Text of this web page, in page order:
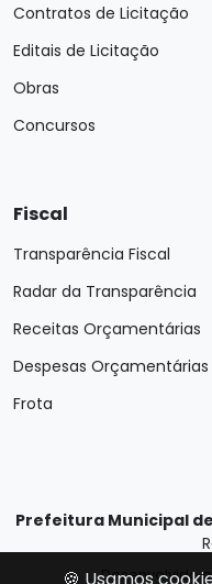
Contratos de Licitação
Editais de Licitação
Obras
Concursos
Fiscal
Transparência Fiscal
Radar da Transparência
Receitas Orçamentárias
Despesas Orçamentárias
Frota
Prefeitura Municipal
Desenvolvido